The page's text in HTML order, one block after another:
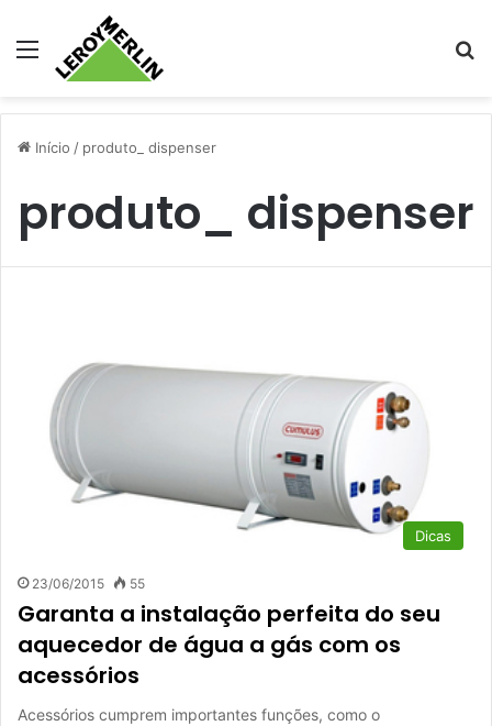
Menu
Início / produto_ dispenser
produto_ dispenser
Dicas
23/06/2015 55
Garanta a instalação perfeita do seu
aquecedor de água a gás com os
acessórios
Acessórios cumprem importantes funções, como o